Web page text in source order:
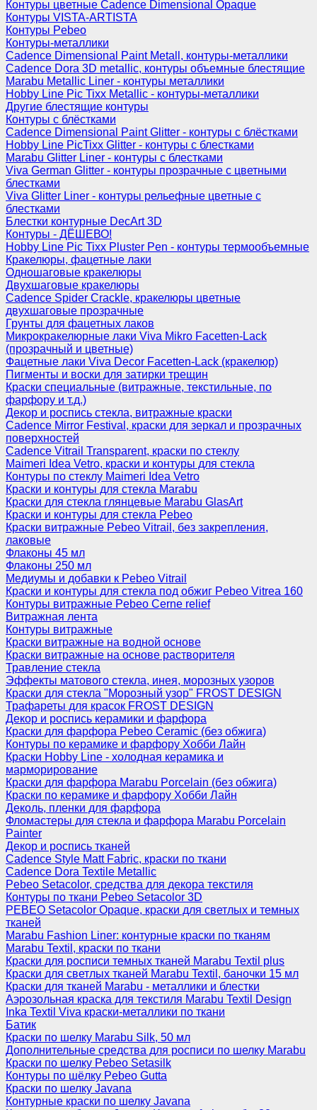
Контуры цветные Cadence Dimensional Opaque
Контуры VISTA-ARTISTA
Контуры Pebeo
Контуры-металлики
Cadence Dimensional Paint Metall, контуры-металлики
Cadence Dora 3D metallic, контуры объемные блестящие
Marabu Metallic Liner - контуры металлики
Hobby Line Pic Tixx Metallic - контуры-металлики
Другие блестящие контуры
Контуры с блёстками
Cadence Dimensional Paint Glitter - контуры с блёстками
Hobby Line PicTixx Glitter - контуры с блестками
Marabu Glitter Liner - контуры с блестками
Viva German Glitter - контуры прозрачные с цветными
блестками
Viva Glitter Liner - контуры рельефные цветные с
блестками
Блестки контурные DecArt 3D
Контуры - ДЁШЕВО!
Hobby Line Pic Tixx Pluster Pen - контуры термообъемные
Кракелюры, фацетные лаки
Одношаговые кракелюры
Двухшаговые кракелюры
Cadence Spider Crackle, кракелюры цветные
двухшаговые прозрачные
Грунты для фацетных лаков
Микрокракелюрные лаки Viva Mikro Facetten-Lack
(прозрачный и цветные)
Фацетные лаки Viva Decor Facetten-Lack (кракелюр)
Пигменты и воски для затирки трещин
Краски специальные (витражные, текстильные, по
фарфору и т.д.)
Декор и роспись стекла, витражные краски
Cadence Mirror Festival, краски для зеркал и прозрачных
поверхностей
Cadence Vitrail Transparent, краски по стеклу
Maimeri Idea Vetro, краски и контуры для стекла
Контуры по стеклу Maimeri Idea Vetro
Краски и контуры для стекла Marabu
Краски для стекла глянцевые Marabu GlasArt
Краски и контуры для стекла Pebeo
Краски витражные Pebeo Vitrail, без закрепления,
лаковые
Флаконы 45 мл
Флаконы 250 мл
Медиумы и добавки к Pebeo Vitrail
Краски и контуры для стекла под обжиг Pebeo Vitrea 160
Контуры витражные Pebeo Cerne relief
Витражная лента
Контуры витражные
Краски витражные на водной основе
Краски витражные на основе растворителя
Травление стекла
Эффекты матового стекла, инея, морозных узоров
Краски для стекла "Морозный узор" FROST DESIGN
Трафареты для красок FROST DESIGN
Декор и роспись керамики и фарфора
Краски для фарфора Pebeo Ceramic (без обжига)
Контуры по керамике и фарфору Хобби Лайн
Краски Hobby Line - холодная керамика и
марморирование
Краски для фарфора Marabu Porcelain (без обжига)
Краски по керамике и фарфору Хобби Лайн
Деколь, пленки для фарфора
Фломастеры для стекла и фарфора Marabu Porcelain
Painter
Декор и роспись тканей
Cadence Style Matt Fabric, краски по ткани
Cadence Dora Textile Metallic
Pebeo Setacolor, средства для декора текстиля
Контуры по ткани Pebeo Setacolor 3D
PEBEO Setacolor Opaque, краски для светлых и темных
тканей
Marabu Fashion Liner: контурные краски по тканям
Marabu Textil, краски по ткани
Краски для росписи темных тканей Marabu Textil plus
Краски для светлых тканей Marabu Textil, баночки 15 мл
Краски для тканей Marabu - металлики и блестки
Аэрозольная краска для текстиля Marabu Textil Design
Inka Textil Viva краски-металлики по ткани
Батик
Краски по шелку Marabu Silk, 50 мл
Дополнительные средства для росписи по шелку Marabu
Краски по шелку Pebeo Setasilk
Контуры по шёлку Pebeo Gutta
Краски по шелку Javana
Контурные краски по шелку Javana